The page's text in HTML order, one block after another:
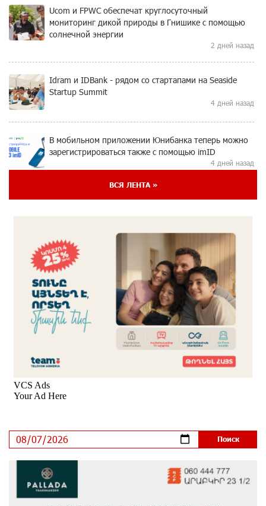
Ucom и FPWC обеспечат круглосуточный
мониторинг дикой природы в Гнишике с помощью
солнечной энергии
2 дней назад
Idram и IDBank - рядом со стартапами на Seaside
Startup Summit
4 дней назад
В мобильном приложении Юнибанка теперь можно
зарегистрироваться также с помощью imID
4 дней назад
«Бесплатные бонусы в играх»: IDBank
ЕАЭС со временем будет расширяться. Когда-нибудь
это поймёт и рядовой армянин, но будет уже поздно
7 дней назад
Если Израиль использует тему Геноцида армян
против Эрдогана, то что для него значит сам
7 дней назад
ВТБ (Армения): вклад «Стабильный» — до 10%
годовых и оформление в мобильном приложении
Платформа Rate.Trading на Seaside Startup Summit:
IDBank представил инновационное решение
8 дней назад
ВСЯ ЛЕНТА »